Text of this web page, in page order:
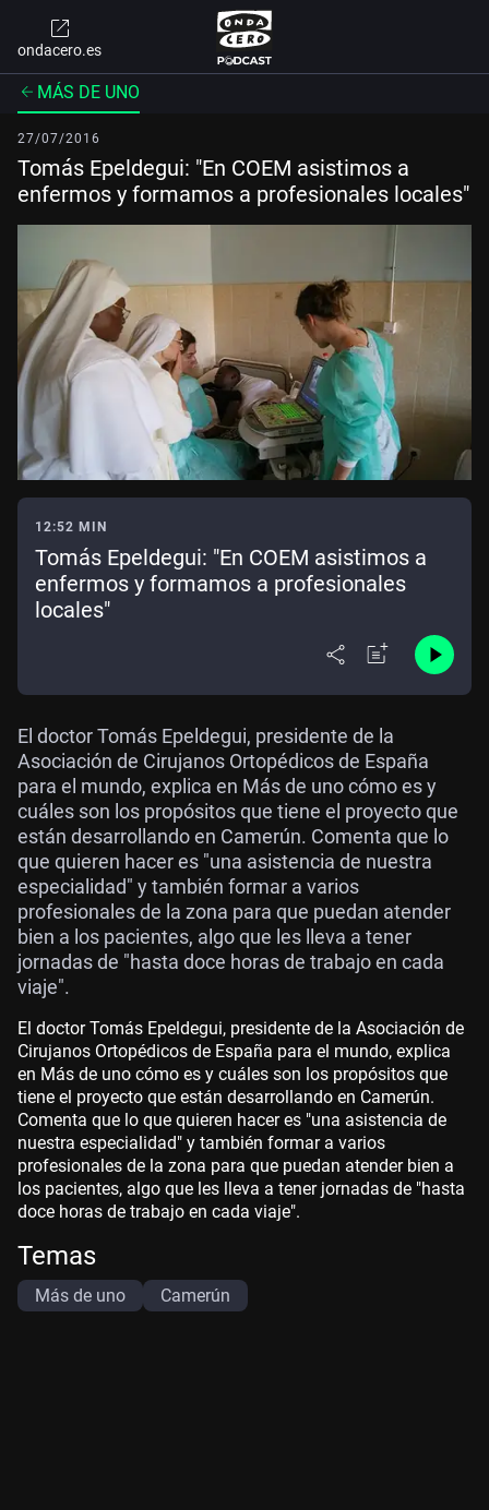
ondacero.es
MÁS DE UNO
27/07/2016
Tomás Epeldegui: "En COEM asistimos a
enfermos y formamos a profesionales locales"
12:52 MIN
Tomás Epeldegui: "En COEM asistimos a
enfermos y formamos a profesionales
locales"
El doctor Tomás Epeldegui, presidente de la
Asociación de Cirujanos Ortopédicos de España
para el mundo, explica en Más de uno cómo es y
cuáles son los propósitos que tiene el proyecto que
están desarrollando en Camerún. Comenta que lo
que quieren hacer es "una asistencia de nuestra
especialidad" y también formar a varios
profesionales de la zona para que puedan atender
bien a los pacientes, algo que les lleva a tener
jornadas de "hasta doce horas de trabajo en cada
viaje".
El doctor Tomás Epeldegui, presidente de la Asociación de
Cirujanos Ortopédicos de España para el mundo, explica
en Más de uno cómo es y cuáles son los propósitos que
tiene el proyecto que están desarrollando en Camerún.
Comenta que lo que quieren hacer es "una asistencia de
nuestra especialidad" y también formar a varios
profesionales de la zona para que puedan atender bien a
los pacientes, algo que les lleva a tener jornadas de "hasta
doce horas de trabajo en cada viaje".
Temas
Más de uno Camerún